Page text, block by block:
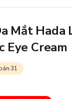
Mắt Hada
Eye Cream
31